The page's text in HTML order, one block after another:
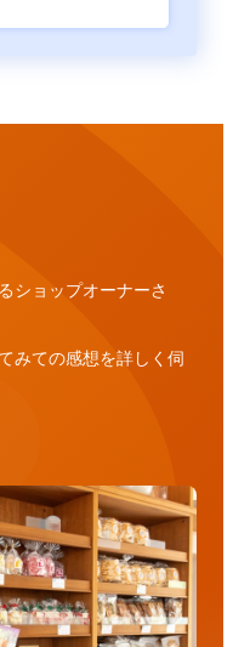
ショップオーナーさ
みての感想を詳しく伺